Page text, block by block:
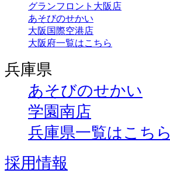
グランフロント大阪店
あそびのせかい
大阪国際空港店
大阪府一覧はこちら
兵庫県
あそびのせかい
学園南店
兵庫県一覧はこちら
採用情報